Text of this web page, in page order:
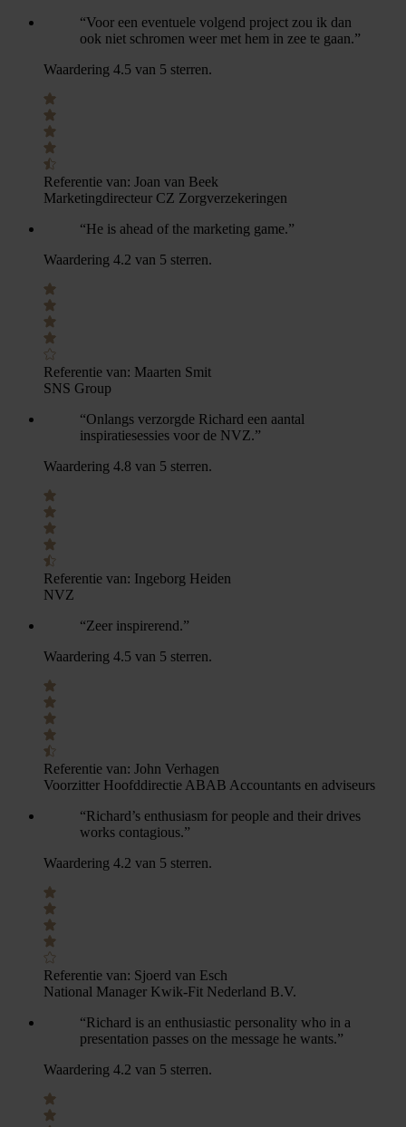
“Voor een eventuele volgend project zou ik dan
ook niet schromen weer met hem in zee te gaan.”
Waardering 4.5 van 5 sterren.
Referentie van: Joan van Beek
Marketingdirecteur CZ Zorgverzekeringen
“He is ahead of the marketing game.”
Waardering 4.2 van 5 sterren.
Referentie van: Maarten Smit
SNS Group
“Onlangs verzorgde Richard een aantal
inspiratiesessies voor de NVZ.”
Waardering 4.8 van 5 sterren.
Referentie van: Ingeborg Heiden
NVZ
“Zeer inspirerend.”
Waardering 4.5 van 5 sterren.
Referentie van: John Verhagen
Voorzitter Hoofddirectie ABAB Accountants en adviseurs
“Richard’s enthusiasm for people and their drives
works contagious.”
Waardering 4.2 van 5 sterren.
Referentie van: Sjoerd van Esch
National Manager Kwik-Fit Nederland B.V.
“Richard is an enthusiastic personality who in a
presentation passes on the message he wants.”
Waardering 4.2 van 5 sterren.